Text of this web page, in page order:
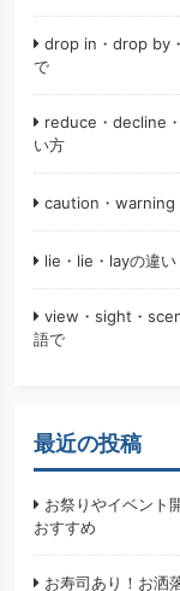
drop in・drop by
で
reduce・decline
い方
caution・warning
lie・lie・layの違
view・sight・
語で
最近の投稿
お祭りやイベント
おすすめ
お寿司あり！お洒